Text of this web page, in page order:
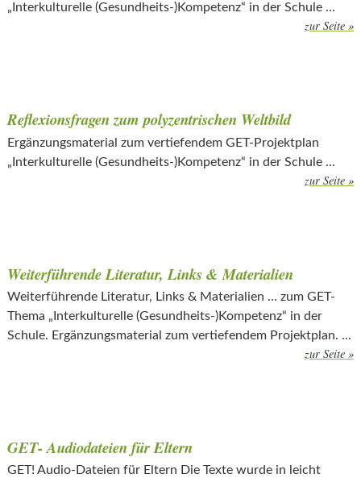
„Interkulturelle (Gesundheits-)Kompetenz“ in der Schule ...
zur Seite »
Reflexionsfragen zum polyzentrischen Weltbild
Ergänzungsmaterial zum vertiefendem GET-Projektplan
„Interkulturelle (Gesundheits-)Kompetenz“ in der Schule ...
zur Seite »
Weiterführende Literatur, Links & Materialien
Weiterführende Literatur, Links & Materialien … zum GET-
Thema „Interkulturelle (Gesundheits-)Kompetenz“ in der
Schule. Ergänzungsmaterial zum vertiefendem Projektplan. ...
zur Seite »
GET- Audiodateien für Eltern
GET! Audio-Dateien für Eltern Die Texte wurde in leicht